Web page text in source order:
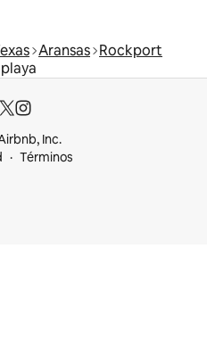
Aransas Rockport
Inc.
Términos